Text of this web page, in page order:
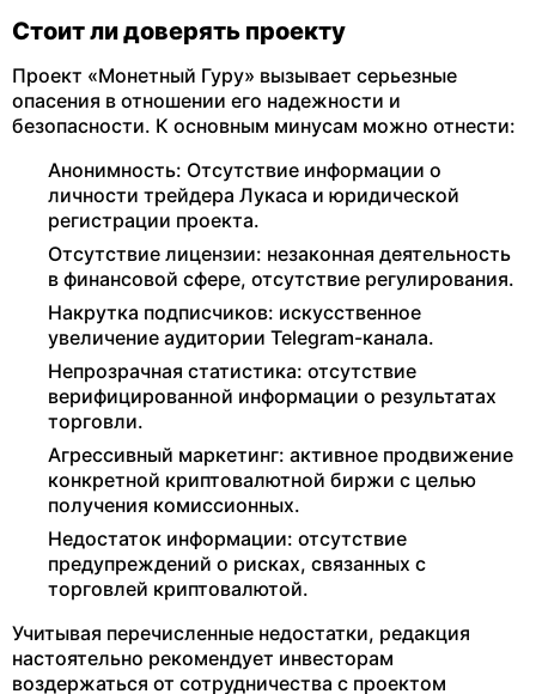
Стоит ли доверять проекту
Проект «Монетный Гуру» вызывает серьезные
опасения в отношении его надежности и
безопасности. К основным минусам можно отнести:
Анонимность: Отсутствие информации о
личности трейдера Лукаса и юридической
регистрации проекта.
Отсутствие лицензии: незаконная деятельность
в финансовой сфере, отсутствие регулирования.
Накрутка подписчиков: искусственное
увеличение аудитории Telegram-канала.
Непрозрачная статистика: отсутствие
верифицированной информации о результатах
торговли.
Агрессивный маркетинг: активное продвижение
конкретной криптовалютной биржи с целью
получения комиссионных.
Недостаток информации: отсутствие
предупреждений о рисках, связанных с
торговлей криптовалютой.
Учитывая перечисленные недостатки, редакция
настоятельно рекомендует инвесторам
воздержаться от сотрудничества с проектом